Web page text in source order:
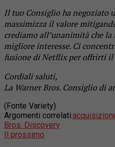
Il tuo Consiglio ha negoziato
massimizza il valore
crediamo all’unanimità che
migliore interesse. Ci
fusione di Netflix per offrirti il
Cordiali saluti,
La Warner Bros. Consiglio di
(Fonte Variety)
Argomenti correlati:
Bros. Discovery
Il prossimo